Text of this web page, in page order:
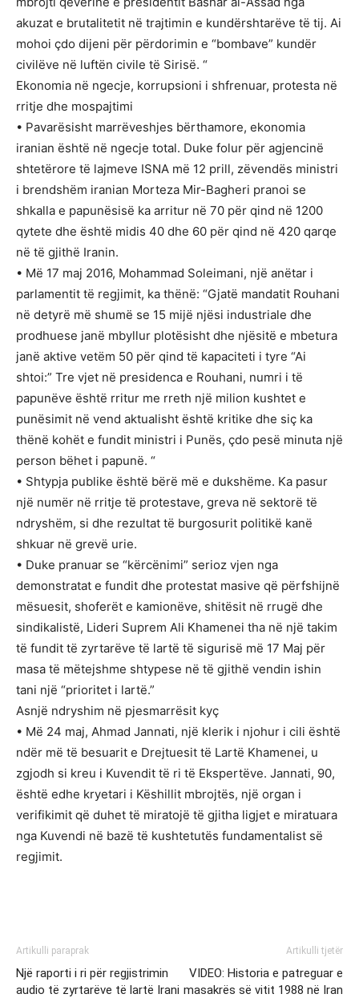
akuzat e brutalitetit në trajtimin e kundërshtarëve të tij. Ai
mohoi çdo dijeni për përdorimin e “bombave” kundër
civilëve në luftën civile të Sirisë. “
Ekonomia në ngecje, korrupsioni i shfrenuar, protesta në
rritje dhe mospajtimi
• Pavarësisht marrëveshjes bërthamore, ekonomia
iranian është në ngecje total. Duke folur për agjencinë
shtetërore të lajmeve ISNA më 12 prill, zëvendës ministri
i brendshëm iranian Morteza Mir-Bagheri pranoi se
shkalla e papunësisë ka arritur në 70 për qind në 1200
qytete dhe është midis 40 dhe 60 për qind në 420 qarqe
në të gjithë Iranin.
• Më 17 maj 2016, Mohammad Soleimani, një anëtar i
parlamentit të regjimit, ka thënë: “Gjatë mandatit Rouhani
në detyrë më shumë se 15 mijë njësi industriale dhe
prodhuese janë mbyllur plotësisht dhe njësitë e mbetura
janë aktive vetëm 50 për qind të kapaciteti i tyre “Ai
shtoi:” Tre vjet në presidenca e Rouhani, numri i të
papunëve është rritur me rreth një milion kushtet e
punësimit në vend aktualisht është kritike dhe siç ka
thënë kohët e fundit ministri i Punës, çdo pesë minuta një
person bëhet i papunë. “
• Shtypja publike është bërë më e dukshëme. Ka pasur
një numër në rritje të protestave, greva në sektorë të
ndryshëm, si dhe rezultat të burgosurit politikë kanë
shkuar në grevë urie.
• Duke pranuar se “kërcënimi” serioz vjen nga
demonstratat e fundit dhe protestat masive që përfshijnë
mësuesit, shoferët e kamionëve, shitësit në rrugë dhe
sindikalistë, Lideri Suprem Ali Khamenei tha në një takim
të fundit të zyrtarëve të lartë të sigurisë më 17 Maj për
masa të mëtejshme shtypese në të gjithë vendin ishin
tani një “prioritet i lartë.”
Asnjë ndryshim në pjesmarrësit kyç
• Më 24 maj, Ahmad Jannati, një klerik i njohur i cili është
ndër më të besuarit e Drejtuesit të Lartë Khamenei, u
zgjodh si kreu i Kuvendit të ri të Ekspertëve. Jannati, 90,
është edhe kryetari i Këshillit mbrojtës, një organ i
verifikimit që duhet të miratojë të gjitha ligjet e miratuara
nga Kuvendi në bazë të kushtetutës fundamentalist së
regjimit.
Artikulli paraprak
Një raporti i ri për regjistrimin
audio të zyrtarëve të lartë Irani
Artikulli tjetër
VIDEO: Historia e patreguar e
masakrës së vitit 1988 në Iran